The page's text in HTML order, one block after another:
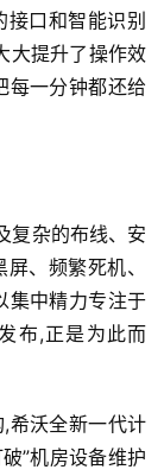
接口和智能识别
大提升了操作效
每一分钟都还给
复杂的布线、安
、频繁死机、
集中精力专注于
布,正是为此而
希沃全新一代计
”机房设备维护